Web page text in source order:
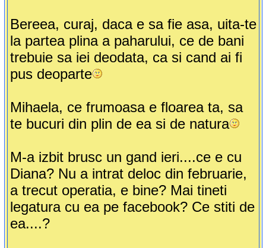
Bereea, curaj, daca e sa fie asa, uita-te
la partea plina a paharului, ce de bani
trebuie sa iei deodata, ca si cand ai fi
pus deoparte
Mihaela, ce frumoasa e floarea ta, sa
te bucuri din plin de ea si de natura
M-a izbit brusc un gand ieri....ce e cu
Diana? Nu a intrat deloc din februarie,
a trecut operatia, e bine? Mai tineti
legatura cu ea pe facebook? Ce stiti de
ea....?